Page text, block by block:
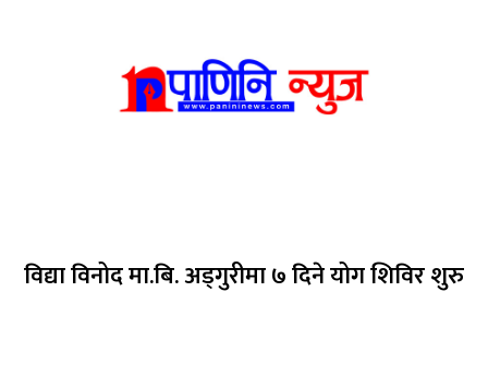
विद्या विनोद मा.बि. अड्गुरीमा ७ दिने योग शिविर शुरु